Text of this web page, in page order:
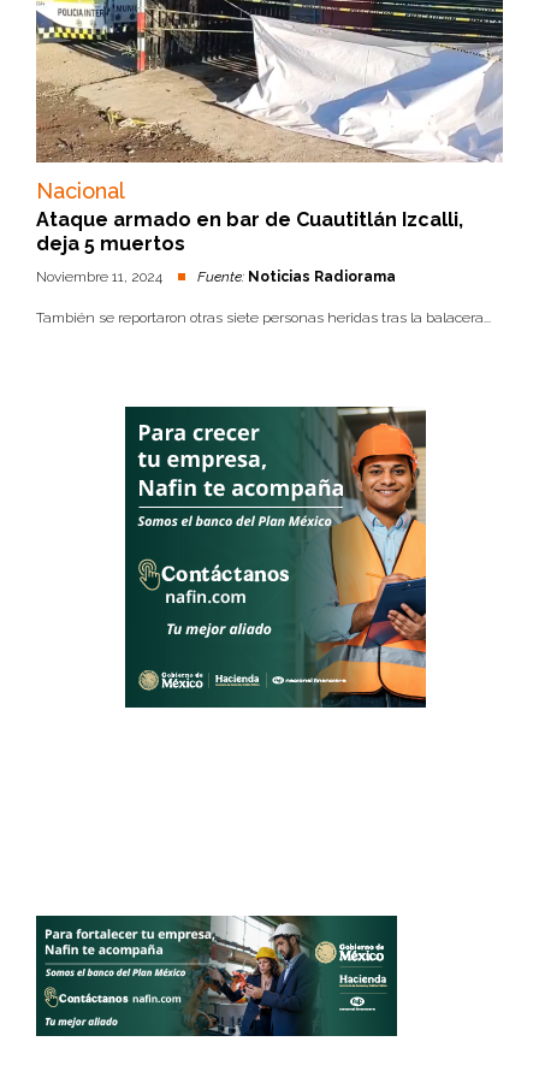
Nacional
Ataque armado en bar de Cuautitlán Izcalli,
deja 5 muertos
Noviembre 11, 2024 Fuente: Noticias Radiorama
También se reportaron otras siete personas heridas tras la balacera...